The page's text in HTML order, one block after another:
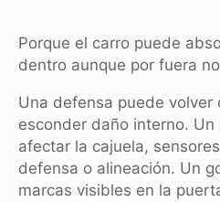
Porque el carro puede
dentro aunque por fuera
Una defensa puede volver
esconder daño interno.
afectar la cajuela,
defensa o alineación. Un
marcas visibles en la